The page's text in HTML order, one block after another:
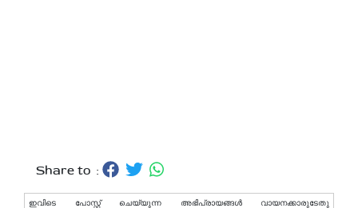
Share to :
ഇവിടെ പോസ്റ്റ് ചെയ്യുന്ന അഭിപ്രായങ്ങള്‍ വായനക്കാരുടേതു